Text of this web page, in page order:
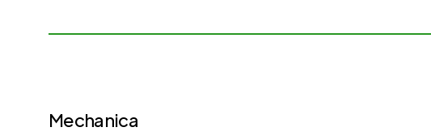
Mechanica